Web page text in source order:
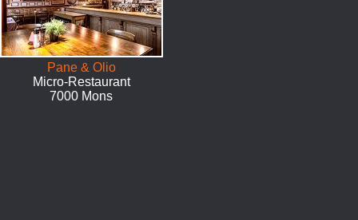
Pane & Olio
Micro-Restaurant
7000 Mons